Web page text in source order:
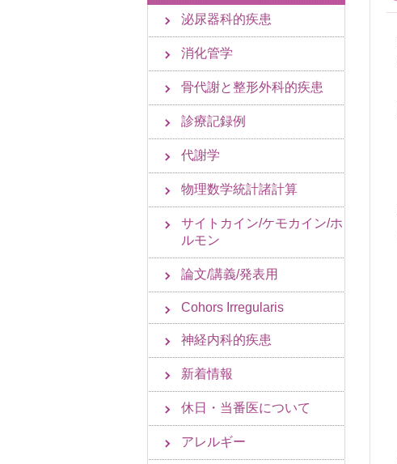
泌尿器科的疾患
消化管学
骨代謝と整形外科的疾患
診療記録例
代謝学
物理数学統計諸計算
サイトカイン/ケモカイン/ホ
ルモン
論文/講義/発表用
Cohors Irregularis
神経内科的疾患
新着情報
休日・当番医について
アレルギー